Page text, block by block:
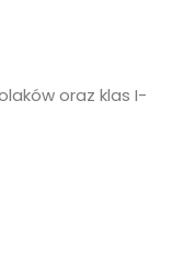
oraz klas I-